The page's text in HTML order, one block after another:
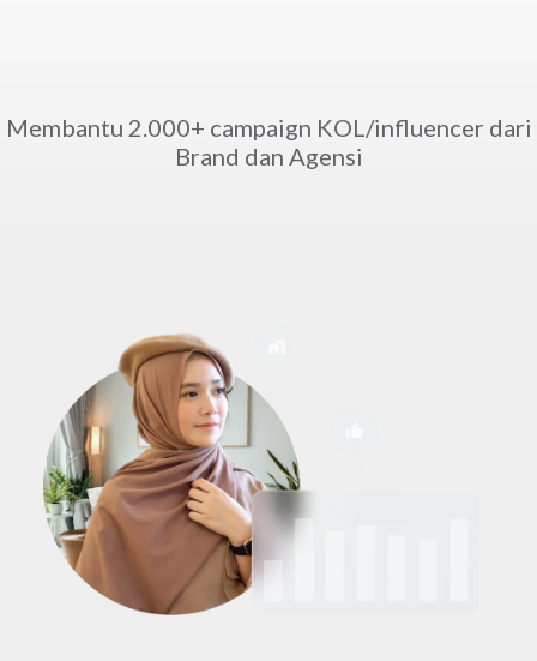
Membantu 2.000+ campaign KOL/influencer dari
Brand dan Agensi